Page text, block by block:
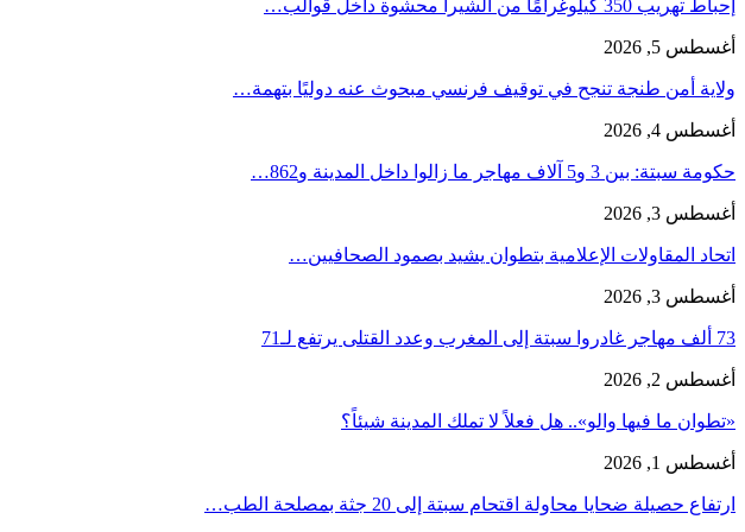
إحباط تهريب 350 كيلوغرامًا من الشيرا محشوة داخل قوالب…
أغسطس 5, 2026
ولاية أمن طنجة تنجح في توقيف فرنسي مبحوث عنه دوليًا بتهمة…
أغسطس 4, 2026
حكومة سبتة: بين 3 و5 آلاف مهاجر ما زالوا داخل المدينة و862…
أغسطس 3, 2026
اتحاد المقاولات الإعلامية بتطوان يشيد بصمود الصحافيين…
أغسطس 3, 2026
73 ألف مهاجر غادروا سبتة إلى المغرب وعدد القتلى يرتفع لـ71
أغسطس 2, 2026
«تطوان ما فيها والو».. هل فعلاً لا تملك المدينة شيئاً؟
أغسطس 1, 2026
ارتفاع حصيلة ضحايا محاولة اقتحام سبتة إلى 20 جثة بمصلحة الطب…